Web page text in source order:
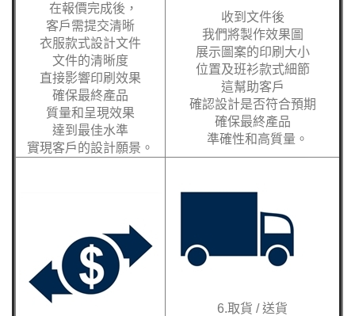
在報價完成後，
客戶需提交清晰
衣服款式設計文件
文件的清晰度
直接影響印刷效果
確保最終產品
質量和呈現效果
達到最佳水準
實現客戶的設計願景。
收到文件後
我們將製作效果圖
展示圖案的印刷大小
位置及班衫款式細節
這幫助客戶
確認設計是否符合預期
確保最終產品
準確性和高質量。
6.取貨 / 送貨